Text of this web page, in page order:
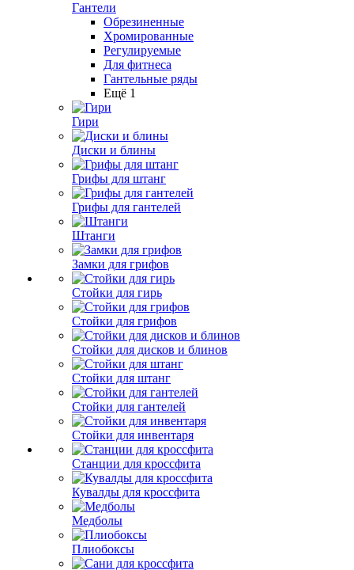
Гантели
Обрезиненные
Хромированные
Регулируемые
Для фитнеса
Гантельные ряды
Ещё 1
Гири
Диски и блины
Грифы для штанг
Грифы для гантелей
Штанги
Замки для грифов
Стойки для гирь
Стойки для грифов
Стойки для дисков и блинов
Стойки для штанг
Стойки для гантелей
Стойки для инвентаря
Станции для кроссфита
Кувалды для кроссфита
Медболы
Плиобоксы